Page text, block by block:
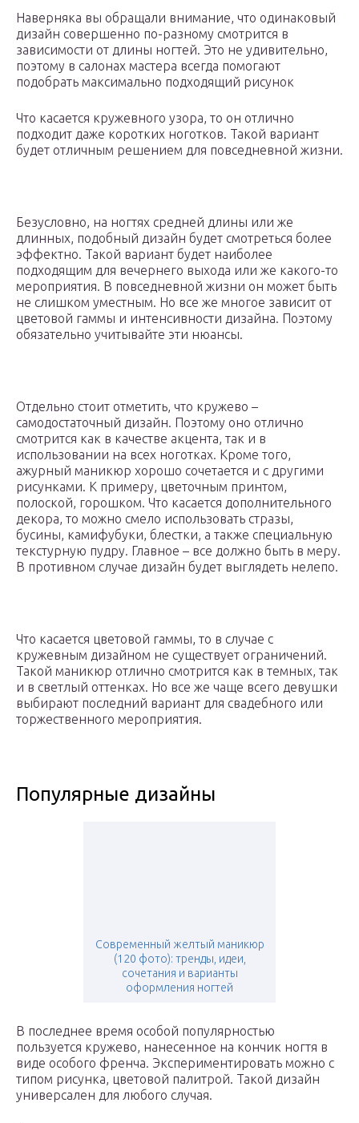
Наверняка вы обращали внимание, что одинаковый
дизайн совершенно по-разному смотрится в
зависимости от длины ногтей. Это не удивительно,
поэтому в салонах мастера всегда помогают
подобрать максимально подходящий рисунок
Что касается кружевного узора, то он отлично
подходит даже коротких ноготков. Такой вариант
будет отличным решением для повседневной жизни.
Безусловно, на ногтях средней длины или же
длинных, подобный дизайн будет смотреться более
эффектно. Такой вариант будет наиболее
подходящим для вечернего выхода или же какого-то
мероприятия. В повседневной жизни он может быть
не слишком уместным. Но все же многое зависит от
цветовой гаммы и интенсивности дизайна. Поэтому
обязательно учитывайте эти нюансы.
Отдельно стоит отметить, что кружево –
самодостаточный дизайн. Поэтому оно отлично
смотрится как в качестве акцента, так и в
использовании на всех ноготках. Кроме того,
ажурный маникюр хорошо сочетается и с другими
рисунками. К примеру, цветочным принтом,
полоской, горошком. Что касается дополнительного
декора, то можно смело использовать стразы,
бусины, камифубуки, блестки, а также специальную
текстурную пудру. Главное – все должно быть в меру.
В противном случае дизайн будет выглядеть нелепо.
Что касается цветовой гаммы, то в случае с
кружевным дизайном не существует ограничений.
Такой маникюр отлично смотрится как в темных, так
и в светлый оттенках. Но все же чаще всего девушки
выбирают последний вариант для свадебного или
торжественного мероприятия.
Популярные дизайны
Современный желтый маникюр
(120 фото): тренды, идеи,
сочетания и варианты
оформления ногтей
В последнее время особой популярностью
пользуется кружево, нанесенное на кончик ногтя в
виде особого френча. Экспериментировать можно с
типом рисунка, цветовой палитрой. Такой дизайн
универсален для любого случая.